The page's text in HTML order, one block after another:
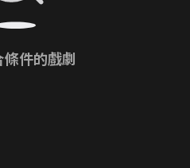
件的戲劇